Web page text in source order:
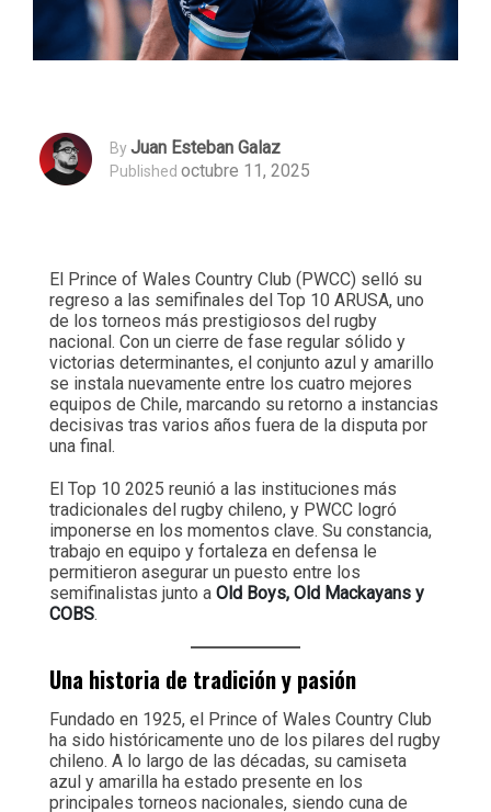
ByJuan Esteban Galaz
Published octubre 11, 2025
El Prince of Wales Country Club (PWCC) selló su
regreso a las semifinales del Top 10 ARUSA, uno
de los torneos más prestigiosos del rugby
nacional. Con un cierre de fase regular sólido y
victorias determinantes, el conjunto azul y amarillo
se instala nuevamente entre los cuatro mejores
equipos de Chile, marcando su retorno a instancias
decisivas tras varios años fuera de la disputa por
una final.
El Top 10 2025 reunió a las instituciones más
tradicionales del rugby chileno, y PWCC logró
imponerse en los momentos clave. Su constancia,
trabajo en equipo y fortaleza en defensa le
permitieron asegurar un puesto entre los
semifinalistas junto a Old Boys, Old Mackayans y
COBS.
Una historia de tradición y pasión
Fundado en 1925, el Prince of Wales Country Club
ha sido históricamente uno de los pilares del rugby
chileno. A lo largo de las décadas, su camiseta
azul y amarilla ha estado presente en los
principales torneos nacionales, siendo cuna de